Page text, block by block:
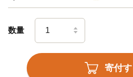
数量
寄付